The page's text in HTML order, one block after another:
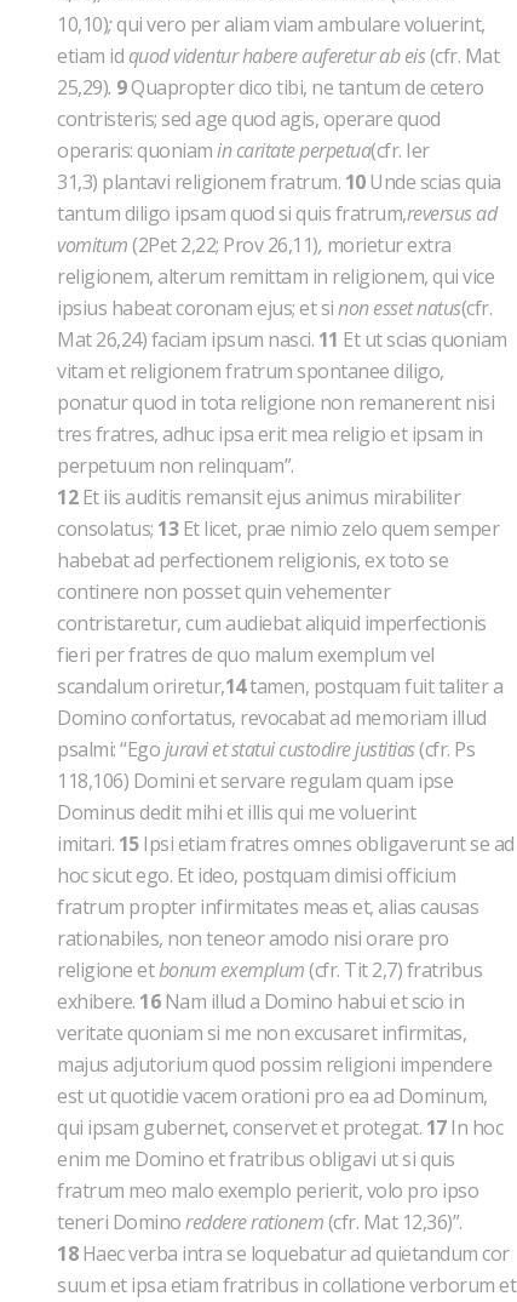
10,10);qui vero per aliam viam ambulare voluerint,
etiam id quod videntur habere auferetur ab eis(cfr. Mat
25,29). 9Quapropter dico tibi, ne tantum de cetero
contristeris; sed age quod agis, operare quod
operaris: quoniamin caritate perpetua(cfr. Ier
31,3) plantavi religionem fratrum. 10Unde scias quia
tantum diligo ipsam quod si quis fratrum,reversus ad
vomitum(2Pet 2,22; Prov 26,11), morietur extra
religionem, alterum remittam in religionem, qui vice
ipsius habeat coronam ejus; et sinon esset natus(cfr.
Mat 26,24) faciam ipsum nasci. 11 Et ut scias quoniam
vitam et religionem fratrum spontanee diligo,
ponatur quod in tota religione non remanerent nisi
tres fratres, adhuc ipsa erit mea religio et ipsam in
perpetuum non relinquam”.
12Et iis auditis remansit ejus animus mirabiliter
consolatus; 13Et licet, prae nimio zelo quem semper
habebat ad perfectionem religionis, ex toto se
continere non posset quin vehementer
contristaretur, cum audiebat aliquid imperfectionis
fieri per fratres de quo malum exemplum vel
scandalum oriretur,14tamen, postquam fuit taliter a
Domino confortatus, revocabat ad memoriam illud
psalmi: “Egojuravi et statui custodire justitias(cfr. Ps
118,106) Domini et servare regulam quam ipse
Dominus dedit mihi et illis qui me voluerint
imitari. 15Ipsi etiam fratres omnes obligaverunt se ad
hoc sicut ego. Et ideo, postquam dimisi officium
fratrum propter infirmitates meas et, alias causas
rationabiles, non teneor amodo nisi orare pro
religione etbonum exemplum(cfr. Tit 2,7) fratribus
exhibere. 16Nam illud a Domino habui et scio in
veritate quoniam si me non excusaret infirmitas,
majus adjutorium quod possim religioni impendere
est ut quotidie vacem orationi pro ea ad Dominum,
qui ipsam gubernet, conservet et protegat. 17In hoc
enim me Domino et fratribus obligavi ut si quis
fratrum meo malo exemplo perierit, volo pro ipso
teneri Dominoreddere rationem(cfr. Mat 12,36)”.
18Haec verba intra se loquebatur ad quietandum cor
suum et ipsa etiam fratribus in collatione verborum et